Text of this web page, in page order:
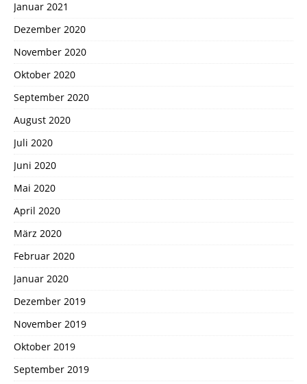
Januar 2021
Dezember 2020
November 2020
Oktober 2020
September 2020
August 2020
Juli 2020
Juni 2020
Mai 2020
April 2020
März 2020
Februar 2020
Januar 2020
Dezember 2019
November 2019
Oktober 2019
September 2019